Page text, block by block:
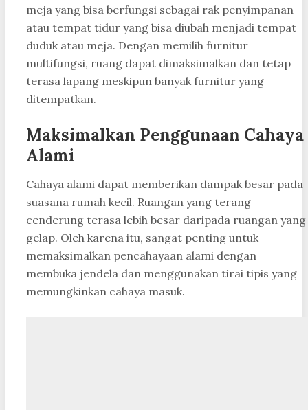
meja yang bisa berfungsi sebagai rak penyimpanan
atau tempat tidur yang bisa diubah menjadi tempat
duduk atau meja. Dengan memilih furnitur
multifungsi, ruang dapat dimaksimalkan dan tetap
terasa lapang meskipun banyak furnitur yang
ditempatkan.
Maksimalkan Penggunaan Cahaya
Alami
Cahaya alami dapat memberikan dampak besar pada
suasana rumah kecil. Ruangan yang terang
cenderung terasa lebih besar daripada ruangan yang
gelap. Oleh karena itu, sangat penting untuk
memaksimalkan pencahayaan alami dengan
membuka jendela dan menggunakan tirai tipis yang
memungkinkan cahaya masuk.